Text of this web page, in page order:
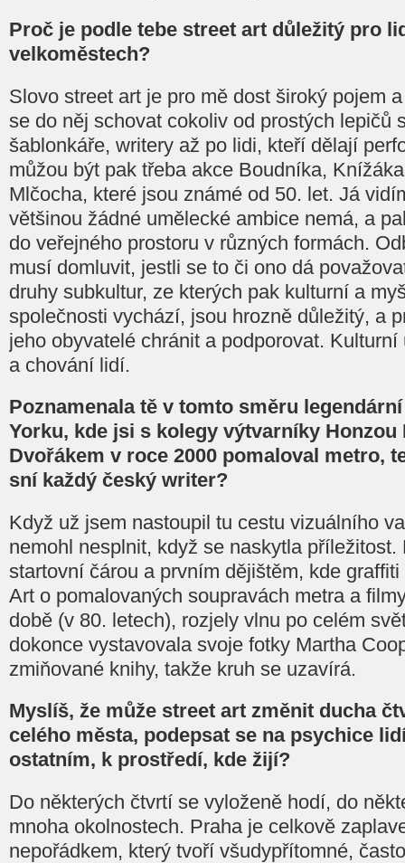
Proč je podle tebe street art důležitý pro
velkoměstech?
Slovo street art je pro mě dost široký pojem
se do něj schovat cokoliv od prostých lepičů
šablonkáře, writery až po lidi, kteří dělají
můžou být pak třeba akce Boudníka,
Mlčocha, které jsou známé od 50. let. Já
většinou žádné umělecké ambice nemá, a
do veřejného prostoru v různých formách.
musí domluvit, jestli se to či ono dá
druhy subkultur, ze kterých pak kulturní a
společnosti vychází, jsou hrozně důležitý, a
jeho obyvatelé chránit a podporovat.
a chování lidí.
Poznamenala tě v tomto směru
Yorku, kde jsi s kolegy výtvarníky Honzou
Dvořákem v roce 2000 pomaloval metro,
sní každý český writer?
Když už jsem nastoupil tu cestu vizuálního
nemohl nesplnit, když se naskytla
startovní čárou a prvním dějištěm, kde
Art o pomalovaných soupravách metra a
době (v 80. letech), rozjely vlnu po celém
dokonce vystavovala svoje fotky Martha
zmiňované knihy, takže kruh se uzavírá.
Myslíš, že může street art změnit ducha
celého města, podepsat se na psychice
ostatním, k prostředí, kde žijí?
Do některých čtvrtí se vyloženě hodí, do
mnoha okolnostech. Praha je celkově
nepořádkem, který tvoří všudypřítomné,